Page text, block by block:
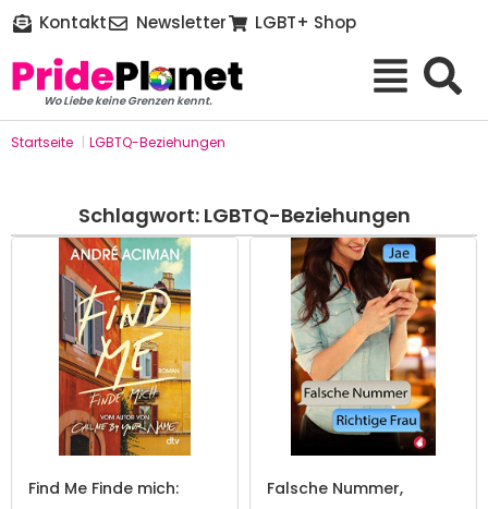
Kontakt Newsletter LGBT+ Shop
Wo Liebe keine Grenzen kennt.
Startseite | LGBTQ-Beziehungen
Schlagwort: LGBTQ-Beziehungen
Find Me Finde mich:
Falsche Nummer,